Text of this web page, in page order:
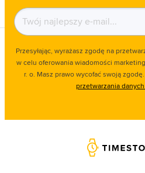
Przesyłając, wyrażasz zgodę na
w celu oferowania wiadomości
r. o. Masz prawo wycofać swoją
przetwarzania